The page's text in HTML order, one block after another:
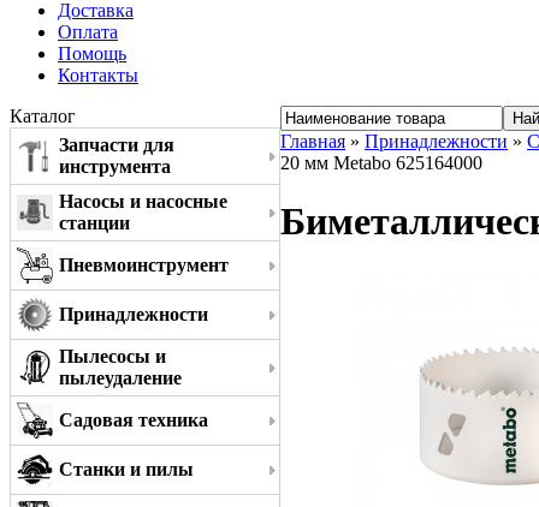
Доставка
Оплата
Помощь
Контакты
Каталог
Запчасти для
инструмента
Насосы и насосные
станции
Пневмоинструмент
Принадлежности
Пылесосы и
пылеудаление
Садовая техника
Станки и пилы
Главная » Принадлежности »
20 мм Metabo 625164000